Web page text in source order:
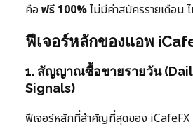
คือ ฟรี 100%ไม่มีค่าสมัครรายเดือน
ฟีเจอร์หลักของแอพ
1. สัญญาณซื้อขายรายวัน
Signals)
ฟีเจอร์หลักที่สำคัญที่สุดของ iCafeFX